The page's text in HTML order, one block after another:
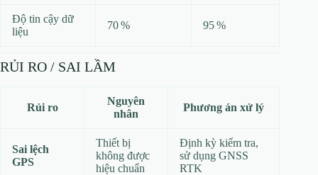
Độ tin cậy dữ
liệu
70 % 95 %
RỦI RO / SAI LẦM
Rủi ro
Nguyên
nhân
Phương án xử lý
Sai lệch
GPS
Thiết bị
không được
hiệu chuẩn
Định kỳ kiểm tra,
sử dụng GNSS
RTK